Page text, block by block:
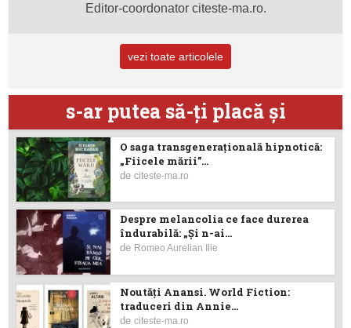
Editor-coordonator citeste-ma.ro.
vezi toate articolele
s-ar putea să-ţi placă şi
O saga transgenerațională hipnotică:
„Fiicele mării”...
deciteste-ma.ro
Despre melancolia ce face durerea
îndurabilă: „Și n-ai...
de Romeo Aurelian Ilie
Noutăţi Anansi. World Fiction:
traduceri din Annie...
deciteste-ma.ro